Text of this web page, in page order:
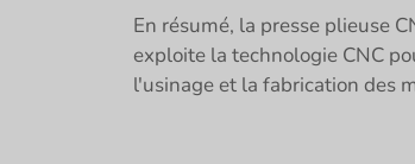
En résumé, la presse plieuse
exploite la technologie CNC
l'usinage et la fabrication des